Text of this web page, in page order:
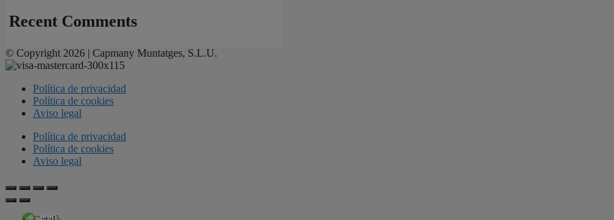
Recent Comments
© Copyright 2026 | Capmany Muntatges, S.L.U.
Política de privacidad
Política de cookies
Aviso legal
Política de privacidad
Política de cookies
Aviso legal